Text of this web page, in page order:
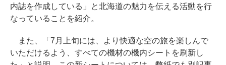
内誌を作成している」と北海道の魅力を伝える活動を行
なっていることを紹介。
また、「7月上旬には、より快適な空の旅を楽しんで
いただけるよう、すべての機材の機内シートを刷新し